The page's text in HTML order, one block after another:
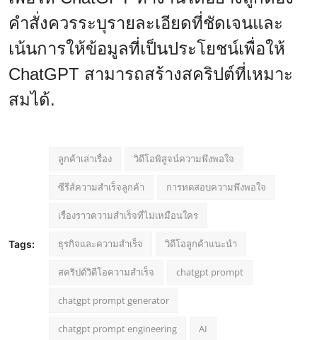
คำสั่งควรระบุรายละเอียดที่ชัดเจนและ
เน้นการให้ข้อมูลที่เป็นประโยชน์เพื่อให้
ChatGPT สามารถสร้างสคริปต์ที่เหมาะ
สมได้.
Tags:
ลูกค้าเล่าเรื่อง วิดีโอพิสูจน์ความพึงพอใจ
ซีรีส์ความสำเร็จลูกค้า การทดสอบความพึงพอใจ
เรื่องราวความสำเร็จที่ไม่เหมือนใคร
ธุรกิจและความสำเร็จ วิดีโอลูกค้าแนะนำ
สคริปต์วิดีโอความสำเร็จ chatgpt prompt
chatgpt prompt generator
chatgpt prompt engineering AI